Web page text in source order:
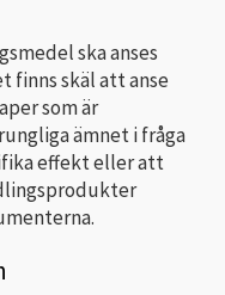
ska anses
finns skäl att anse
som är
ämnet i fråga
effekt eller att